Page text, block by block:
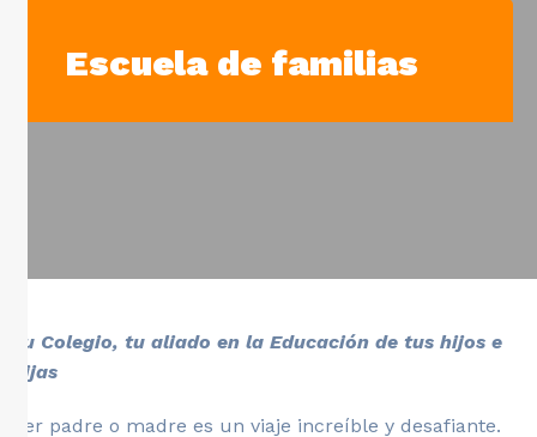
Escuela de familias
Tu Colegio, tu aliado en la Educación de tus hijos e
hijas
Ser padre o madre es un viaje increíble y desafiante.